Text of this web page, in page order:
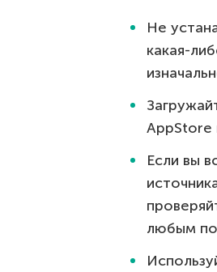
Не
какая-
AppStore
Если вы
любым